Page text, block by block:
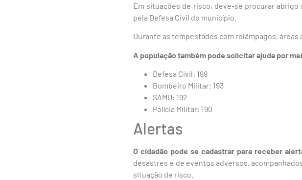
Em situações de risco, deve-se procurar
pela Defesa Civil do município.
Durante as tempestades com relâmpagos, áreas
A população também pode solicitar ajuda por
Defesa Civil: 199
Bombeiro Militar: 193
SAMU: 192
Polícia Militar: 190
Alertas
O cidadão pode se cadastrar para receber
desastres e de eventos adversos,
situação de risco.